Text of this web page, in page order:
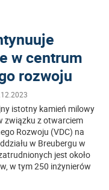
w centrum
rozwoju
istotny kamień milowy
związku z otwarciem
Rozwoju (VDC) na
w Breubergu w
jest około
w tym 250 inżynierów